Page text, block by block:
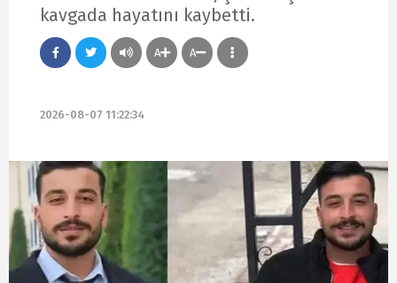
kavgada hayatını kaybetti.
A A
2026-08-07 11:22:34